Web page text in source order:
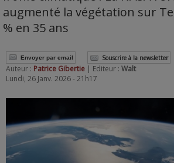
augmenté la végétation sur
% en 35 ans
Envoyer par email Souscrire à la newsletter
Auteur : Patrice Gibertie | Editeur : Walt
Lundi, 26 Janv. 2026 - 21h17